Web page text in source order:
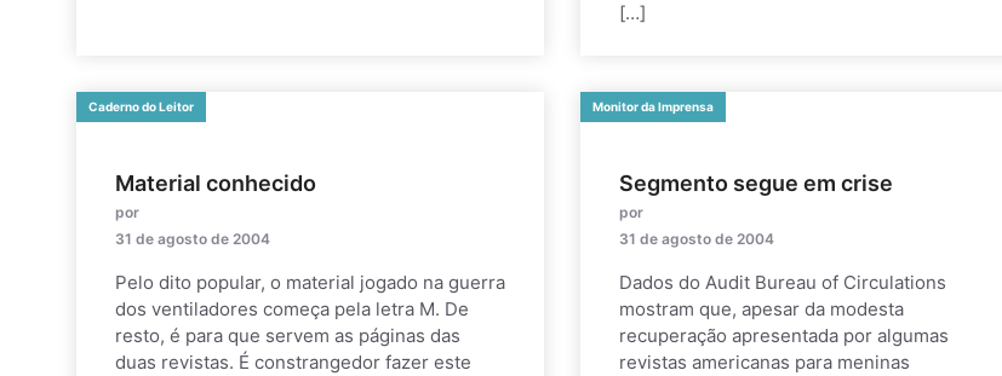
[…]
Caderno do Leitor
Material conhecido
por
31 de agosto de 2004
Pelo dito popular, o material jogado na guerra
dos ventiladores começa pela letra M. De
resto, é para que servem as páginas das
duas revistas. É constrangedor fazer este
Monitor da Imprensa
Segmento segue em crise
por
31 de agosto de 2004
Dados do Audit Bureau of Circulations
mostram que, apesar da modesta
recuperação apresentada por algumas
revistas americanas para meninas